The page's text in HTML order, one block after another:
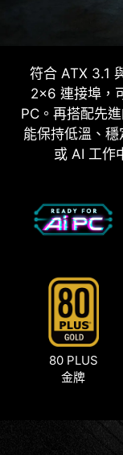
符合 ATX 3.1
2x6 連接埠，
PC。再搭配先
能保持低溫、
或 AI 工作
80 PLUS
金牌